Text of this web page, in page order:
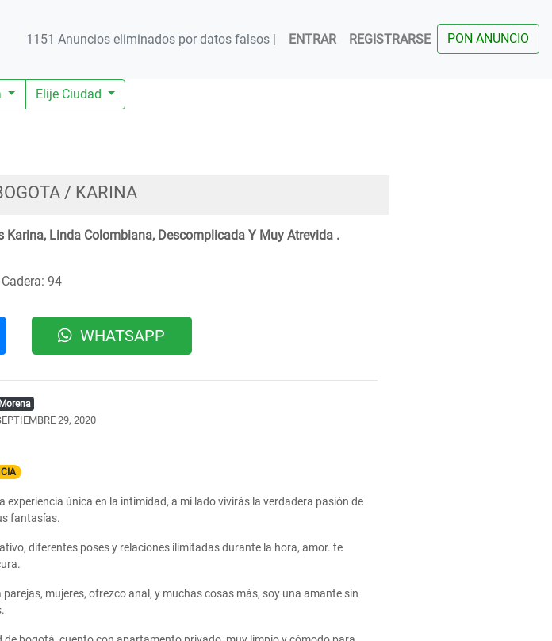
1151 Anuncios eliminados por datos falsos | ENTRAR REGISTRARSE PON ANUNCIO
Elije Ciudad
/ KARINA
Karina, Linda Colombiana, Descomplicada Y Muy Atrevida .
94
WHATSAPP
Morena
29, 2020
única en la intimidad, a mi lado vivirás la verdadera pasión de
fantasías.
diferentes poses y relaciones ilimitadas durante la hora, amor. te
mujeres, ofrezco anal, y muchas cosas más, soy una amante sin